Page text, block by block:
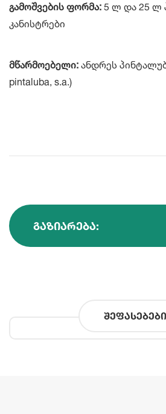
გამოშვების ფორმა: 5 ლ და 25 ლ
კანისტრები
მწარმოებელი: ანდრეს
pintaluba, s.a.)
ᲒᲐᲖᲘᲐᲠᲔᲑᲐ:
შეფასებები